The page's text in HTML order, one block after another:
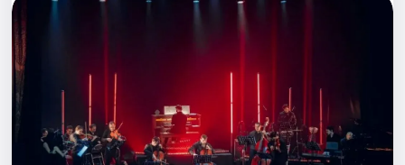
Выставки
Квесты
Экскурсии
Спорт